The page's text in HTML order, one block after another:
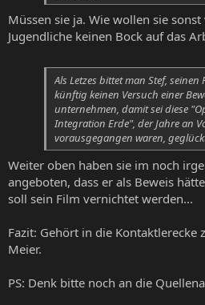
Müssen sie ja. Wie wollen sie
Jugendliche keinen Bock auf das
Als Letzes bittet man Stef,
künftig keinen Versuch einer
unternehmen, damit sei diese
Integration Erde", der Jahre an
vorausgegangen waren,
Weiter oben haben sie im noch
angeboten, dass er als Beweis
soll sein Film vernichtet werden...
Fazit: Gehört in die Kontaktlerecke
Meier.
PS: Denk bitte noch an die